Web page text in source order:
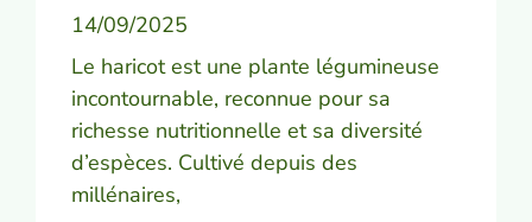
14/09/2025
Le haricot est une plante légumineuse
incontournable, reconnue pour sa
richesse nutritionnelle et sa diversité
d’espèces. Cultivé depuis des
millénaires,